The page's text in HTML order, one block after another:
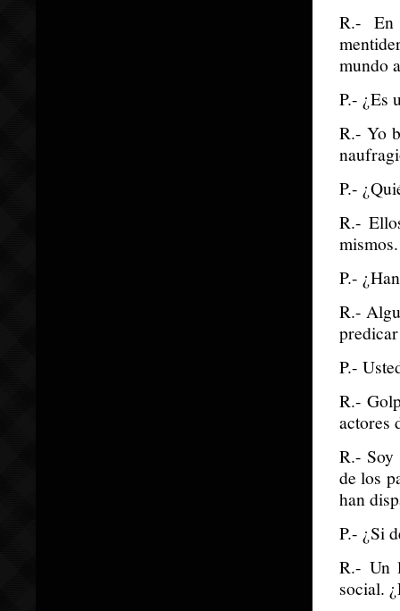
R.- En
mundo
P.- ¿Es
R.- Yo
P.-
R.-
mismos.
P.-
R.-
P.-
R.-
actores
R.- Soy
de los
han
P.- ¿Si
R.- Un
social.